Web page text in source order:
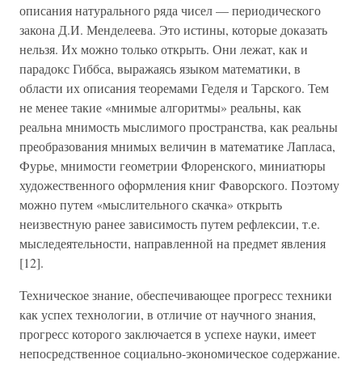
описания натурального ряда чисел — периодического
закона Д.И. Менделеева. Это истины, которые доказать
нельзя. Их можно только открыть. Они лежат, как и
парадокс Гиббса, выражаясь языком математики, в
области их описания теоремами Геделя и Тарского. Тем
не менее такие «мнимые алгоритмы» реальны, как
реальна мнимость мыслимого пространства, как реальны
преобразования мнимых величин в математике Лапласа,
Фурье, мнимости геометрии Флоренского, миниатюры
художественного оформления книг Фаворского. Поэтому
можно путем «мыслительного скачка» открыть
неизвестную ранее зависимость путем рефлексии, т.е.
мыследеятельности, направленной на предмет явления
[12].
Техническое знание, обеспечивающее прогресс техники
как успех технологии, в отличие от научного знания,
прогресс которого заключается в успехе науки, имеет
непосредственное социально-экономическое содержание.